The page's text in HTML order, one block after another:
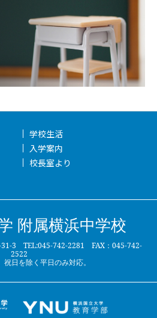
学校生活
入学案内
校長室より
附属横浜中学校
31-3 TEL:045-742-2281 FAX：045-742-
2522
日を除く平日のみ対応。